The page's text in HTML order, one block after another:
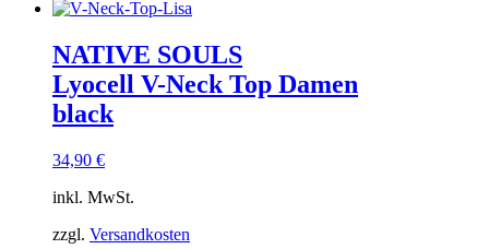
NATIVE SOULS
Lyocell V-Neck Top Damen
black
34,90 €
inkl. MwSt.
zzgl. Versandkosten